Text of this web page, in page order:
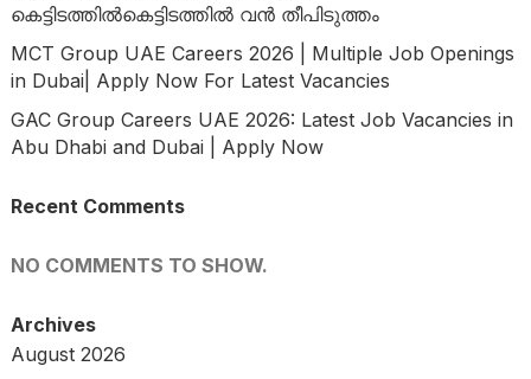
കെട്ടിടത്തിൽകെട്ടിടത്തിൽ വൻ തീപിടുത്തം
MCT Group UAE Careers 2026 | Multiple Job Openings
in Dubai| Apply Now For Latest Vacancies
GAC Group Careers UAE 2026: Latest Job Vacancies in
Abu Dhabi and Dubai | Apply Now
Recent Comments
NO COMMENTS TO SHOW.
Archives
August 2026